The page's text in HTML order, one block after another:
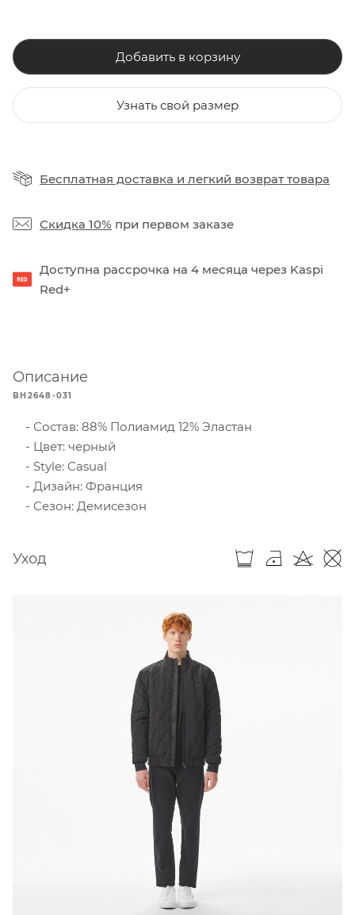
Добавить в корзину
Узнать свой размер
Бесплатная доставка и легкий возврат товара
Скидка 10% при первом заказе
Доступна рассрочка на 4 месяца через Kaspi
Red+
Описание
BH2648-031
Состав: 88% Полиамид 12% Эластан
Цвет: черный
Style: Casual
Дизайн: Франция
Сезон: Демисезон
Уход